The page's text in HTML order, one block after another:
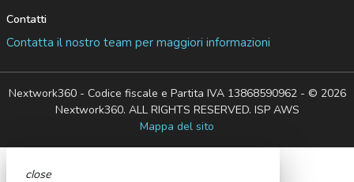
Contatti
Contatta il nostro team per maggiori informazioni
Nextwork360 - Codice fiscale e Partita IVA 13868590962 - © 2026
Nextwork360. ALL RIGHTS RESERVED. ISP AWS
Mappa del sito
close